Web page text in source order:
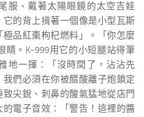
服、戴著太陽眼鏡的太空吉娃
的背上揹著一個像是小型瓦斯
品紅棗枸杞燃料」。「你怎麼
。K-999用它的小短腿站得筆
地一揮：「沒時間了，沾沾先
們必須在你被醋酸離子炮鎖定
尖銳、刺鼻的酸氣猛地從店門
電子音效：「警告！這裡的醬